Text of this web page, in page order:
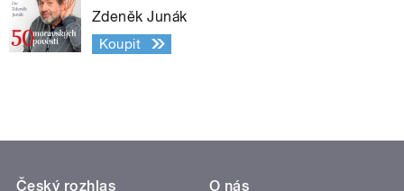
Zdeněk Junák
Koupit
Český rozhlas
O nás